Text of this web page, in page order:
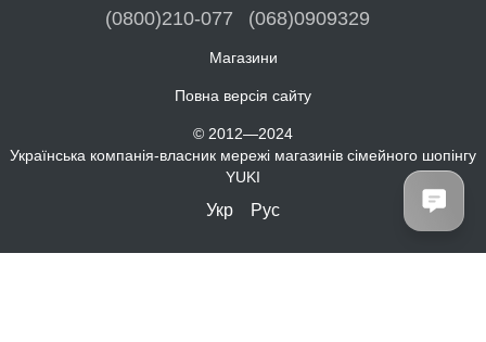
(0800)210-077 (068)0909329
Магазини
Повна версія сайту
© 2012—2024
Українська компанія-власник мережі магазинів сімейного шопінгу
YUKI
Укр Рус